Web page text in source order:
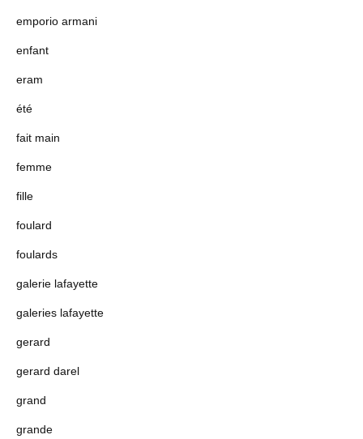
emporio armani
enfant
eram
été
fait main
femme
fille
foulard
foulards
galerie lafayette
galeries lafayette
gerard
gerard darel
grand
grande